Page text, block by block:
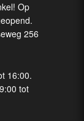
Op
256
16:00.
tot